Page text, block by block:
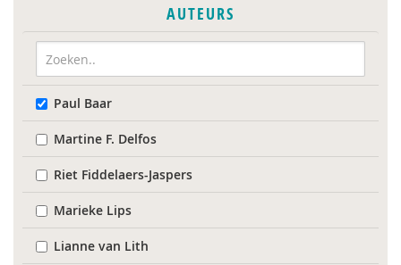
AUTEURS
Paul Baar
Martine F. Delfos
Riet Fiddelaers-Jaspers
Marieke Lips
Lianne van Lith